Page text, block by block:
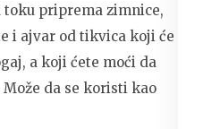
toku priprema zimnice,
i ajvar od tikvica koji će
a koji ćete moći da
da se koristi kao